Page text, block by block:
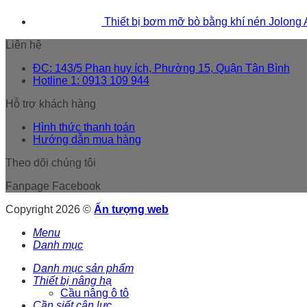
Thiết bị bơm mỡ bò bằng khí nén Jolong
Liên hệ
ĐC: 143/5 Phan huy ích, Phường 15, Quận Tân Bình
Hotline 1: 0913 109 944
Hỗ trợ khách hàng
Hình thức thanh toán
Hướng dẫn mua hàng
Theo dõi chúng tôi
Fanpage Facebook
Copyright 2026 © Ấn tượng web
Menu
Danh mục
Danh mục sản phẩm
Thiết bị nâng hạ
Cầu nâng ô tô